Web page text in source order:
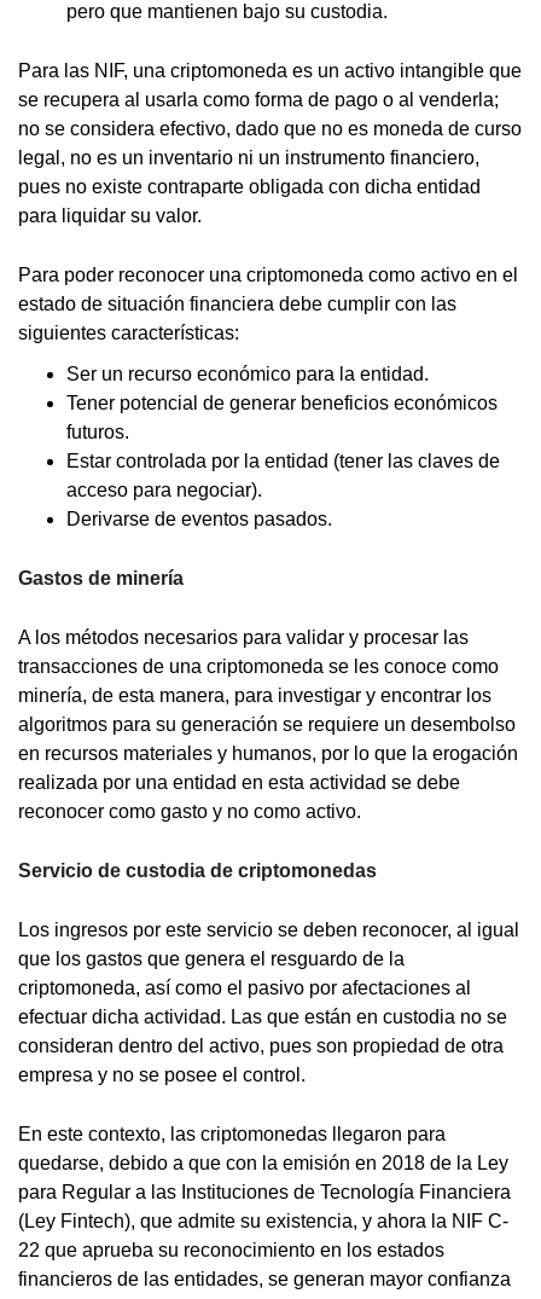
pero que mantienen bajo su custodia.
Para las NIF, una criptomoneda es un activo intangible que
se recupera al usarla como forma de pago o al venderla;
no se considera efectivo, dado que no es moneda de curso
legal, no es un inventario ni un instrumento financiero,
pues no existe contraparte obligada con dicha entidad
para liquidar su valor.
Para poder reconocer una criptomoneda como activo en el
estado de situación financiera debe cumplir con las
siguientes características:
Ser un recurso económico para la entidad.
Tener potencial de generar beneficios económicos
futuros.
Estar controlada por la entidad (tener las claves de
acceso para negociar).
Derivarse de eventos pasados.
Gastos de minería
A los métodos necesarios para validar y procesar las
transacciones de una criptomoneda se les conoce como
minería, de esta manera, para investigar y encontrar los
algoritmos para su generación se requiere un desembolso
en recursos materiales y humanos, por lo que la erogación
realizada por una entidad en esta actividad se debe
reconocer como gasto y no como activo.
Servicio de custodia de criptomonedas
Los ingresos por este servicio se deben reconocer, al igual
que los gastos que genera el resguardo de la
criptomoneda, así como el pasivo por afectaciones al
efectuar dicha actividad. Las que están en custodia no se
consideran dentro del activo, pues son propiedad de otra
empresa y no se posee el control.
En este contexto, las criptomonedas llegaron para
quedarse, debido a que con la emisión en 2018 de la Ley
para Regular a las Instituciones de Tecnología Financiera
(Ley Fintech), que admite su existencia, y ahora la NIF C-
22 que aprueba su reconocimiento en los estados
financieros de las entidades, se generan mayor confianza